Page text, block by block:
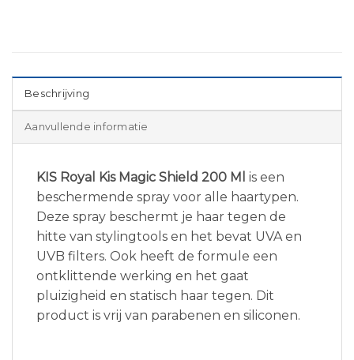
Beschrijving
Aanvullende informatie
KIS Royal Kis Magic Shield 200 Ml is een
beschermende spray voor alle haartypen.
Deze spray beschermt je haar tegen de
hitte van stylingtools en het bevat UVA en
UVB filters. Ook heeft de formule een
ontklittende werking en het gaat
pluizigheid en statisch haar tegen. Dit
product is vrij van parabenen en siliconen.